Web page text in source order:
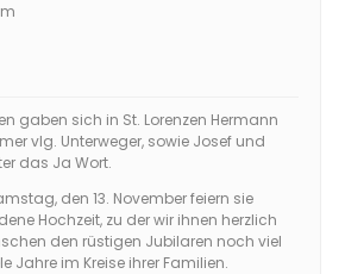
gaben sich in St. Lorenzen Hermann
vlg. Unterweger, sowie Josef und
das Ja Wort.
den 13. November feiern sie
Hochzeit, zu der wir ihnen herzlich
den rüstigen Jubilaren noch viel
Jahre im Kreise ihrer Familien.